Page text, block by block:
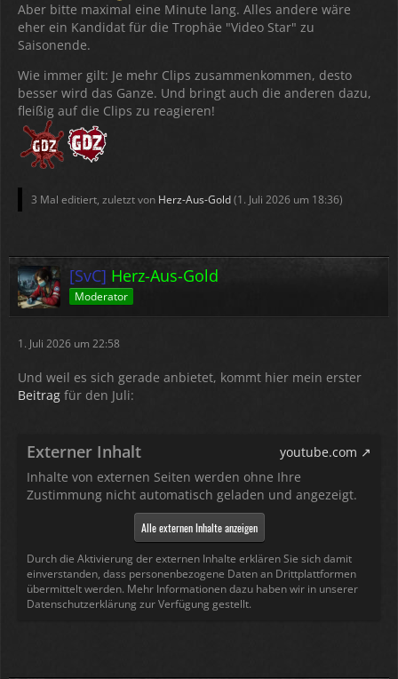
Aber bitte maximal eine Minute lang. Alles andere wäre
eher ein Kandidat für die Trophäe "Video Star" zu
Saisonende.
Wie immer gilt: Je mehr Clips zusammenkommen, desto
besser wird das Ganze. Und bringt auch die anderen dazu,
fleißig auf die Clips zu reagieren!
3 Mal editiert, zuletzt von Herz-Aus-Gold(1. Juli 2026 um 18:36)
[SvC] Herz-Aus-Gold
Moderator
1. Juli 2026 um 22:58
Und weil es sich gerade anbietet, kommt hier mein erster
Beitrag für den Juli:
Externer Inhalt
youtube.com
Inhalte von externen Seiten werden ohne Ihre
Zustimmung nicht automatisch geladen und angezeigt.
Alle externen Inhalte anzeigen
Durch die Aktivierung der externen Inhalte erklären Sie sich damit
einverstanden, dass personenbezogene Daten an Drittplattformen
übermittelt werden. Mehr Informationen dazu haben wir in unserer
Datenschutzerklärung zur Verfügung gestellt.